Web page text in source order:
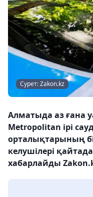
Сурет: Zakon.kz
Алматыда аз ғана
Metropolitan ірі
орталықтарының
келушілері
хабарлайды